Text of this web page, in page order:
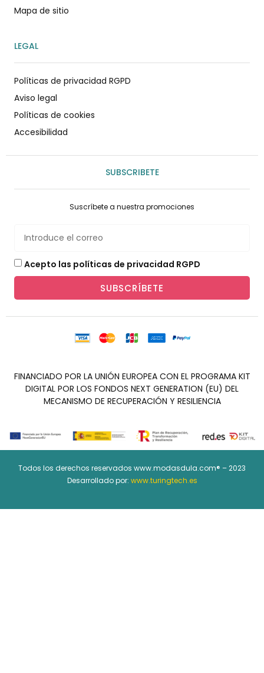
Mapa de sitio
LEGAL
Políticas de privacidad RGPD
Aviso legal
Políticas de cookies
Accesibilidad
SUBSCRIBETE
Suscríbete a nuestra promociones
Acepto las políticas de privacidad RGPD
SUBSCRÍBETE
FINANCIADO POR LA UNIÓN EUROPEA CON EL PROGRAMA KIT
DIGITAL POR LOS FONDOS NEXT GENERATION (EU) DEL
MECANISMO DE RECUPERACIÓN Y RESILIENCIA
Todos los derechos reservados www.modasdula.com® – 2023
Desarrollado por: www.turingtech.es